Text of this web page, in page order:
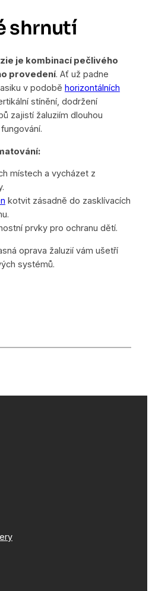
shrnutí
je kombinací pečlivého
provedení. Ať už padne
v podobě horizontálních
stínění, dodržení
zajistí žaluziím dlouhou
místech a vycházet z
kotvit zásadně do zasklívacích
prvky pro ochranu dětí.
oprava žaluzií vám ušetří
systémů.